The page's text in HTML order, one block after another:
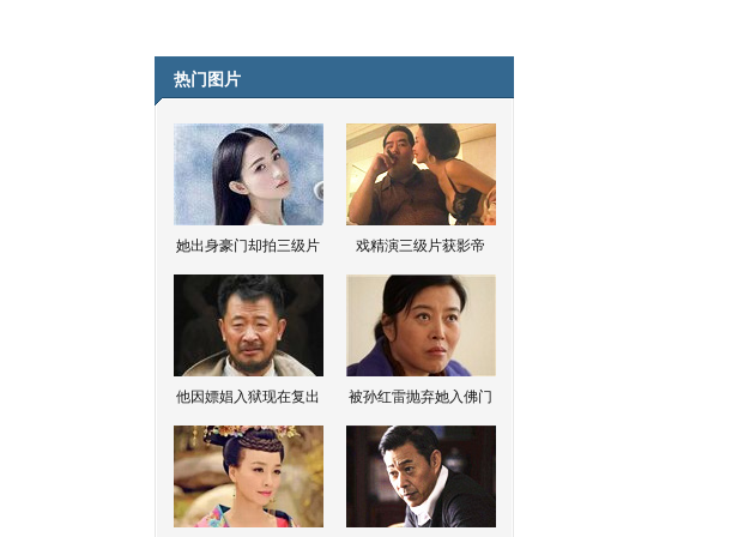
热门图片
她出身豪门却拍三级片 戏精演三级片获影帝
他因嫖娼入狱现在复出 被孙红雷抛弃她入佛门